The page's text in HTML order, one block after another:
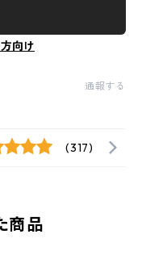
向け
通報する
(317)
商品